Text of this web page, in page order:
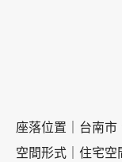
座落位置｜台南市
空間形式｜住宅空